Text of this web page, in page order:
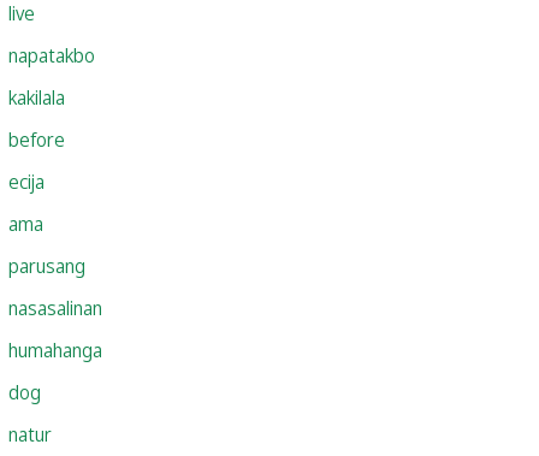
live
napatakbo
kakilala
before
ecija
ama
parusang
nasasalinan
humahanga
dog
natur